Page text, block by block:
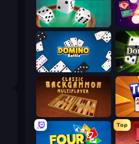
Yacht
Domino Battle
Backgammon Online Tongits
Top